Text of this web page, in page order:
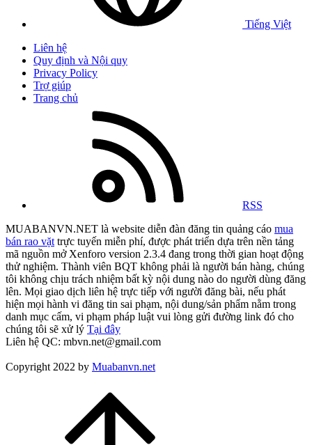
Tiếng Việt
Liên hệ
Quy định và Nội quy
Privacy Policy
Trợ giúp
Trang chủ
RSS
MUABANVN.NET là website diễn đàn đăng tin quảng cáo mua
bán rao vặt trực tuyến miễn phí, được phát triển dựa trên nền tảng
mã nguồn mở Xenforo version 2.3.4 đang trong thời gian hoạt động
thử nghiệm. Thành viên BQT không phải là người bán hàng, chúng
tôi không chịu trách nhiệm bất kỳ nội dung nào do người dùng đăng
lên. Mọi giao dịch liên hệ trực tiếp với người đăng bài, nếu phát
hiện mọi hành vi đăng tin sai phạm, nội dung/sản phẩm nằm trong
danh mục cấm, vi phạm pháp luật vui lòng gửi đường link đó cho
chúng tôi sẽ xử lý Tại đây
Liên hệ QC: mbvn.net@gmail.com
Copyright 2022 by Muabanvn.net